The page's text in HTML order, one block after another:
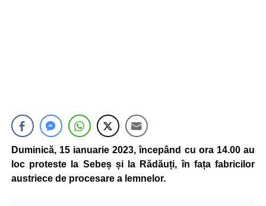
Duminică, 15 ianuarie 2023, începând cu ora 14.00 au
loc proteste la Sebeș și la Rădăuți, în fața fabricilor
austriece de procesare a lemnelor.